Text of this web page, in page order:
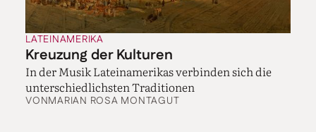
LATEINAMERIKA
Kreuzung der Kulturen
In der Musik Lateinamerikas verbinden sich die
unterschiedlichsten Traditionen
VONMARIAN ROSA MONTAGUT